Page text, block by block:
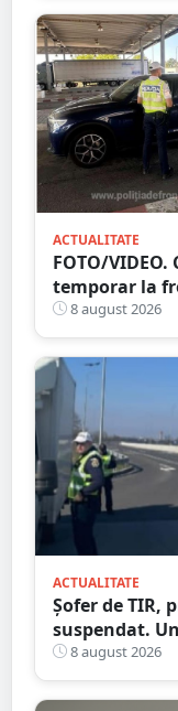
ACTUALITATE
FOTO/
temporar la
persoane și
Satu Mare
8 august 2026
ACTUALITATE
Șofer de TIR,
suspendat.
la Petea
8 august 2026